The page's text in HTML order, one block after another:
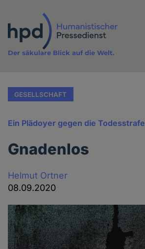
Inhalt
Der säkulare Blick auf die Welt.
GESELLSCHAFT
Ein Plädoyer gegen die Todesstrafe
Gnadenlos
Helmut Ortner
08.09.2020